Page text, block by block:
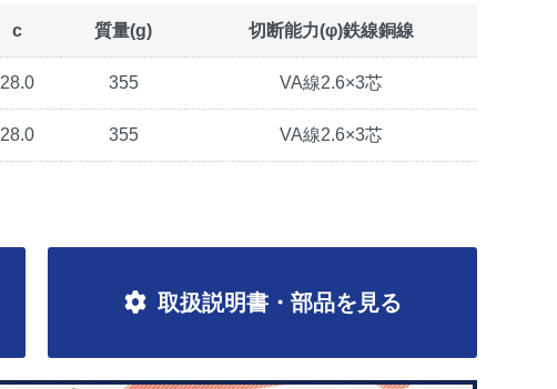
c 質量(g) 切断能力(φ)鉄線銅線
28.0 355 VA線2.6×3芯
28.0 355 VA線2.6×3芯
取扱説明書・部品を見る